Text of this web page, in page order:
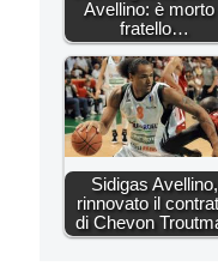
Avellino: è morto
fratello…
Sidigas Avellino,
rinnovato il
di Chevon